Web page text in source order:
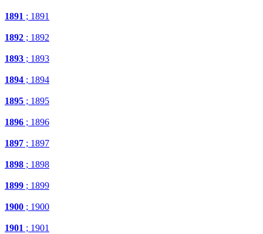
1891 ; 1891
1892 ; 1892
1893 ; 1893
1894 ; 1894
1895 ; 1895
1896 ; 1896
1897 ; 1897
1898 ; 1898
1899 ; 1899
1900 ; 1900
1901 ; 1901